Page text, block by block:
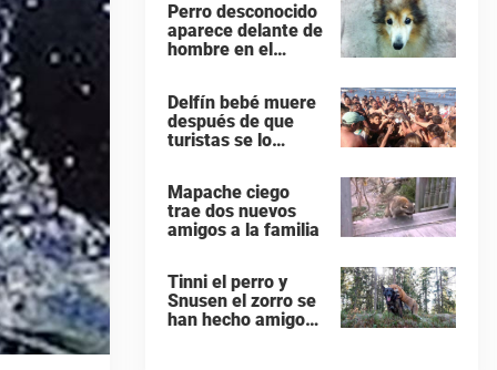
animal se da la
vuelta!
Perro desconocido
aparece delante de
hombre en el
de inmediato
Delfín bebé muere
después de que
turistas se lo
selfies
Mapache ciego
trae dos nuevos
amigos a la familia
Tinni el perro y
Snusen el zorro se
han hecho amigos